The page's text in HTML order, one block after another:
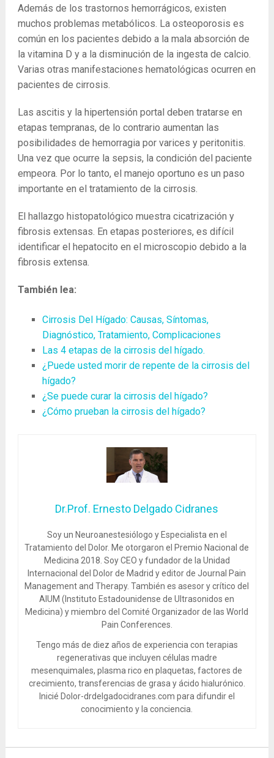
Además de los trastornos hemorrágicos, existen
muchos problemas metabólicos. La osteoporosis es
común en los pacientes debido a la mala absorción de
la vitamina D y a la disminución de la ingesta de calcio.
Varias otras manifestaciones hematológicas ocurren en
pacientes de cirrosis.
Las ascitis y la hipertensión portal deben tratarse en
etapas tempranas, de lo contrario aumentan las
posibilidades de hemorragia por varices y peritonitis.
Una vez que ocurre la sepsis, la condición del paciente
empeora. Por lo tanto, el manejo oportuno es un paso
importante en el tratamiento de la cirrosis.
El hallazgo histopatológico muestra cicatrización y
fibrosis extensas. En etapas posteriores, es difícil
identificar el hepatocito en el microscopio debido a la
fibrosis extensa.
También lea:
Cirrosis Del Hígado: Causas, Síntomas,
Diagnóstico, Tratamiento, Complicaciones
Las 4 etapas de la cirrosis del hígado.
¿Puede usted morir de repente de la cirrosis del
hígado?
¿Se puede curar la cirrosis del hígado?
¿Cómo prueban la cirrosis del hígado?
Dr.Prof. Ernesto Delgado Cidranes
Soy un Neuroanestesiólogo y Especialista en el
Tratamiento del Dolor. Me otorgaron el Premio Nacional de
Medicina 2018. Soy CEO y fundador de la Unidad
Internacional del Dolor de Madrid y editor de Journal Pain
Management and Therapy. También es asesor y crítico del
AIUM (Instituto Estadounidense de Ultrasonidos en
Medicina) y miembro del Comité Organizador de las World
Pain Conferences.
Tengo más de diez años de experiencia con terapias
regenerativas que incluyen células madre
mesenquimales, plasma rico en plaquetas, factores de
crecimiento, transferencias de grasa y ácido hialurónico.
Inicié Dolor-drdelgadocidranes.com para difundir el
conocimiento y la conciencia.